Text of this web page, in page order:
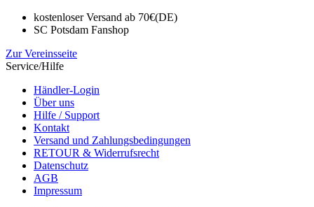
kostenloser Versand ab 70€(DE)
SC Potsdam Fanshop
Zur Vereinsseite
Service/Hilfe
Händler-Login
Über uns
Hilfe / Support
Kontakt
Versand und Zahlungsbedingungen
RETOUR & Widerrufsrecht
Datenschutz
AGB
Impressum